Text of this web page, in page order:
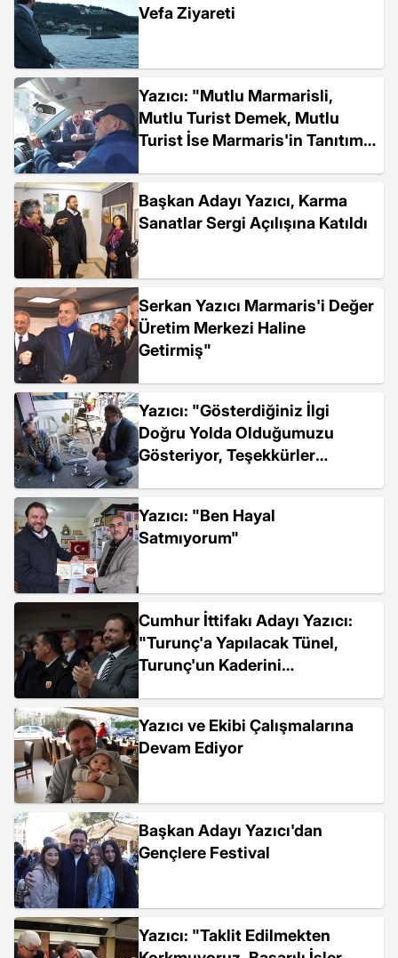
Vefa Ziyareti
Yazıcı: "Mutlu Marmarisli,
Mutlu Turist Demek, Mutlu
Turist İse Marmaris'in Tanıtımı
Başkan Adayı Yazıcı, Karma
Sanatlar Sergi Açılışına Katıldı
Serkan Yazıcı Marmaris'i Değer
Üretim Merkezi Haline
Getirmiş"
Yazıcı: "Gösterdiğiniz İlgi
Doğru Yolda Olduğumuzu
Gösteriyor, Teşekkürler
Yazıcı: "Ben Hayal
Satmıyorum"
Cumhur İttifakı Adayı Yazıcı:
"Turunç'a Yapılacak Tünel,
Turunç'un Kaderini
Yazıcı ve Ekibi Çalışmalarına
Devam Ediyor
Başkan Adayı Yazıcı'dan
Gençlere Festival
Yazıcı: "Taklit Edilmekten